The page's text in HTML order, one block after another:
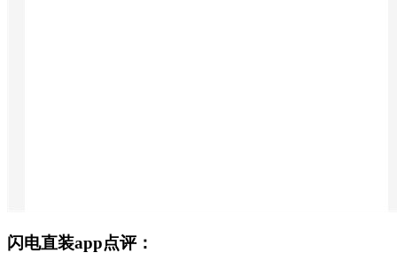
闪电直装app点评：